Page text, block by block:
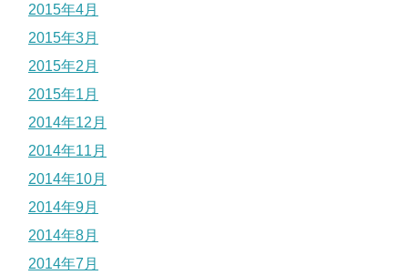
2015年4月
2015年3月
2015年2月
2015年1月
2014年12月
2014年11月
2014年10月
2014年9月
2014年8月
2014年7月